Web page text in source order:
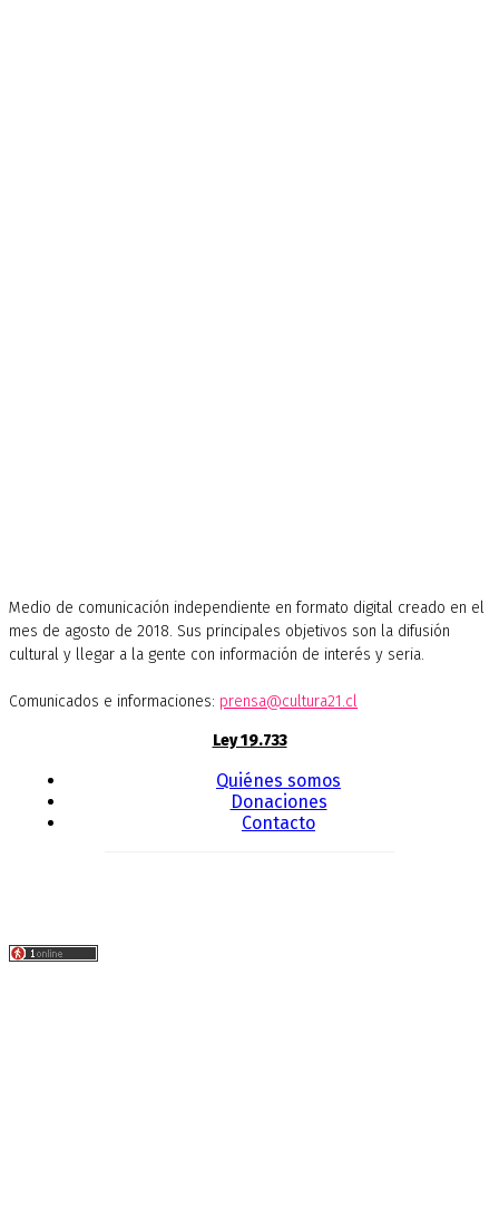
Medio de comunicación independiente en formato digital creado en el
mes de agosto de 2018. Sus principales objetivos son la difusión
cultural y llegar a la gente con información de interés y seria.
Comunicados e informaciones: prensa@cultura21.cl
Ley 19.733
Quiénes somos
Donaciones
Contacto